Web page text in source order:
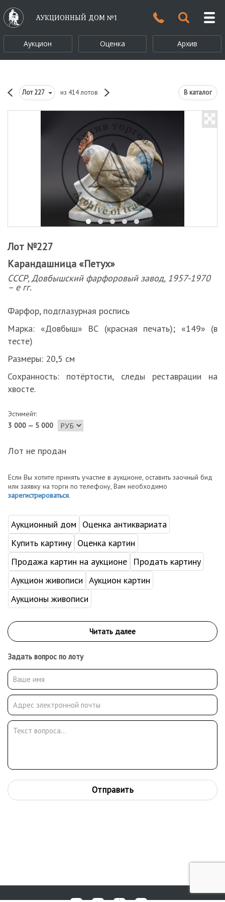
АУКЦИОННЫЙ ДОМ №1
Аукцион Оценка Архив
Лот227 из 414 лотов В каталог
Лот №227
Карандашница «Петух»
СССР, Довбышский фарфоровый завод, 1957-1970
– е гг.
Фарфор, подглазурная роспись
Марка: «Довбыш» ВС (красная печать); «149» (в
тесте)
Размеры: 20,5 см
Сохранность: потёртости, следы реставрации на
хвосте.
Эстимейт:
3 000 — 5 000
Лот не продан
Если Вы хотите принять участие в аукционе, оставить заочный бид
или заявку на торги по телефону, Вам необходимо
зарегистрироваться.
Аукционный дом
Оценка антиквариата
Купить картину Оценка картин
Продажа картин на аукционе
Продать картину
Аукцион живописи Аукцион картин
Аукционы живописи
Задать вопрос по лоту
Отправить